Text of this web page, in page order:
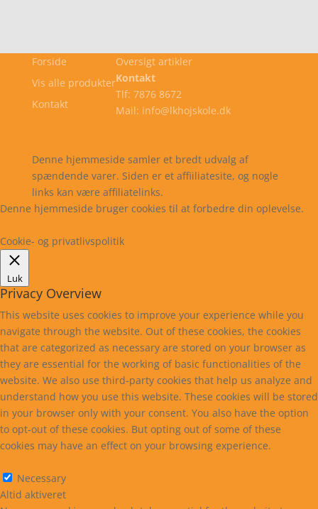
Forside
Vis alle produkter
Kontakt
Oversigt artikler
Kontakt
Tlf: 7876 8672
Mail: info@lkhojskole.dk
Denne hjemmeside samler et bredt udvalg af
spændende varer. Siden er et affiiliatesite, og nogle
links kan være affiliatelinks.
Denne hjemmeside bruger cookies til at forbedre din oplevelse.
Cookie- og privatlivspolitik
Luk
Privacy Overview
This website uses cookies to improve your experience while you
navigate through the website. Out of these cookies, the cookies
that are categorized as necessary are stored on your browser as
they are essential for the working of basic functionalities of the
website. We also use third-party cookies that help us analyze and
understand how you use this website. These cookies will be stored
in your browser only with your consent. You also have the option
to opt-out of these cookies. But opting out of some of these
cookies may have an effect on your browsing experience.
Necessary
Altid aktiveret